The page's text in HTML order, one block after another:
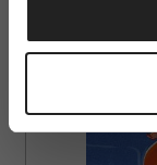
dane są